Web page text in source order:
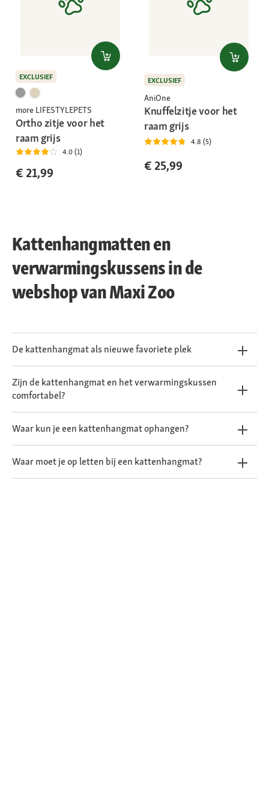
EXCLUSIEF
more LIFESTYLEPETS
Ortho zitje voor het
raam grijs
4.0 (1)
€ 21,99
EXCLUSIEF
AniOne
Knuffelzitje voor het
raam grijs
4.8 (5)
€ 25,99
Kattenhangmatten en
verwarmingskussens in de
webshop van Maxi Zoo
De kattenhangmat als nieuwe favoriete plek
Zijn de kattenhangmat en het verwarmingskussen
comfortabel?
Waar kun je een kattenhangmat ophangen?
Waar moet je op letten bij een kattenhangmat?